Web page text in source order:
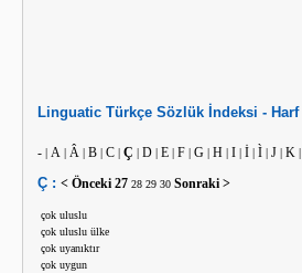
Linguatic Türkçe Sözlük İndeksi - Harf
- | A | Â | B | C | Ç | D | E | F | G | H | I | İ | Ì | J | K |
Ç : < Önceki 27 28 29 30 Sonraki >
çok uluslu
çok uluslu ülke
çok uyanıktır
çok uygun